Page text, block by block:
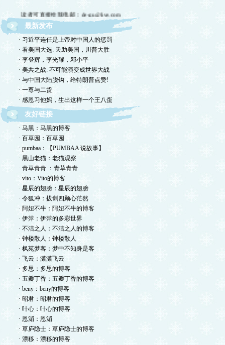
欢迎留言交流，恕我不一一回复，敬请体谅。
欢迎转摘，包括国国内网站，但请注明出处！
欢迎光临德孤的小岛！谢绝网络垃圾！
最新发布
· 习近平连任是上帝对中国人的惩罚
· 看美国大选: 天助美国，川普大胜
· 李登辉，李光耀，邓小平
· 美共之战: 不可能演变成世界大战
· 与中国大陆脱钩，给特朗普点赞!
· 一尊与二货
· 感恩习他妈，生出这样一个王八蛋
友好链接
· 马黑：马黑的博客
· 百草园：百草园
· pumbaa：【PUMBAA 说故事】
· 黑山老猫：老猫观察
· 青草青青.：青草青青.
· vito：Vito的博客
· 星辰的翅膀：星辰的翅膀
· 令狐冲：拔剑四顾心茫然
· 阿妞不牛：阿妞不牛的博客
· 伊萍：伊萍的多彩世界
· 不洁之人：不洁之人的博客
· 钟楼散人：钟楼散人
· 枫苑梦客：梦中不知身是客
· 飞云：潇潇飞云
· 多思：多思的博客
· 五瓣丁香：五瓣丁香的博客
· beny：beny的博客
· 昭君：昭君的博客
· 叶心：叶心的博客
· 恩湄：恩湄
· 草庐隐士：草庐隐士的博客
· 漂移：漂移的博客